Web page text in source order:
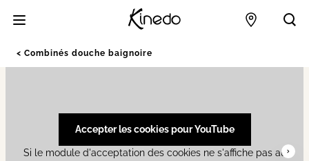
Points de
Combinés douche baignoire
Accepter les cookies pour YouTube
Si le module d'acceptation des cookies ne s'affiche pas au